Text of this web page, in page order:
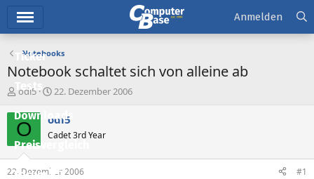
Ticker
Tests
Downloads
Preisvergleich
Forum
Anmelden
Notebooks
Notebook schaltet sich von alleine ab
E
s
t
e
odi5
E
s
e
22. Dezember 2006
O odi5
Cadet 3rd Year
22. Dezember 2006 #1